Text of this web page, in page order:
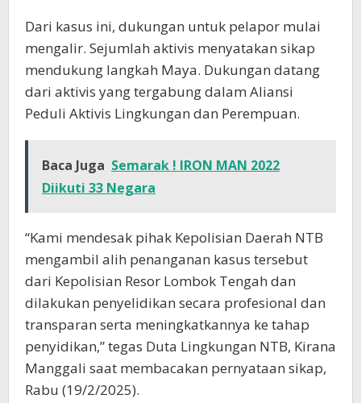
Dari kasus ini, dukungan untuk pelapor mulai
mengalir. Sejumlah aktivis menyatakan sikap
mendukung langkah Maya. Dukungan datang
dari aktivis yang tergabung dalam Aliansi
Peduli Aktivis Lingkungan dan Perempuan.
Baca Juga Semarak ! IRON MAN 2022
Diikuti 33 Negara
“Kami mendesak pihak Kepolisian Daerah NTB
mengambil alih penanganan kasus tersebut
dari Kepolisian Resor Lombok Tengah dan
dilakukan penyelidikan secara profesional dan
transparan serta meningkatkannya ke tahap
penyidikan,” tegas Duta Lingkungan NTB, Kirana
Manggali saat membacakan pernyataan sikap,
Rabu (19/2/2025).